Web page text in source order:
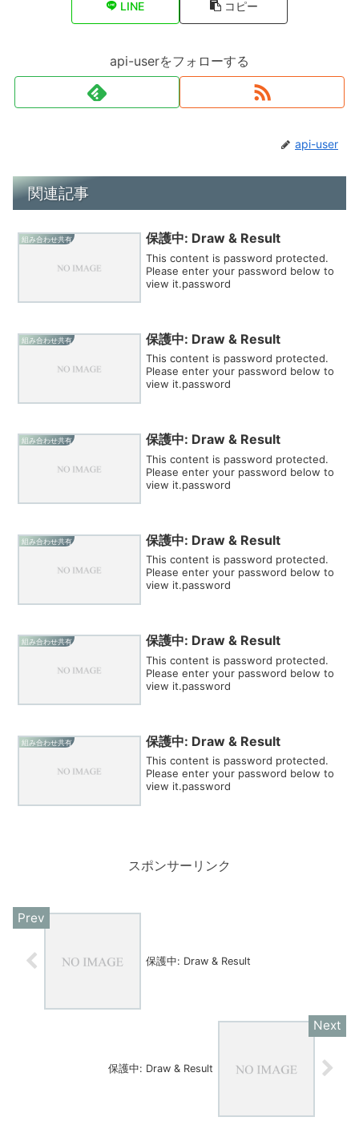
LINE コピー
api-userをフォローする
api-user
関連記事
組み合わせ共有 保護中: Draw & Result
This content is password protected.
Please enter your password below to
view it.password
組み合わせ共有 保護中: Draw & Result
This content is password protected.
Please enter your password below to
view it.password
組み合わせ共有 保護中: Draw & Result
This content is password protected.
Please enter your password below to
view it.password
組み合わせ共有 保護中: Draw & Result
This content is password protected.
Please enter your password below to
view it.password
組み合わせ共有 保護中: Draw & Result
This content is password protected.
Please enter your password below to
view it.password
組み合わせ共有 保護中: Draw & Result
This content is password protected.
Please enter your password below to
view it.password
スポンサーリンク
保護中: Draw & Result
保護中: Draw & Result